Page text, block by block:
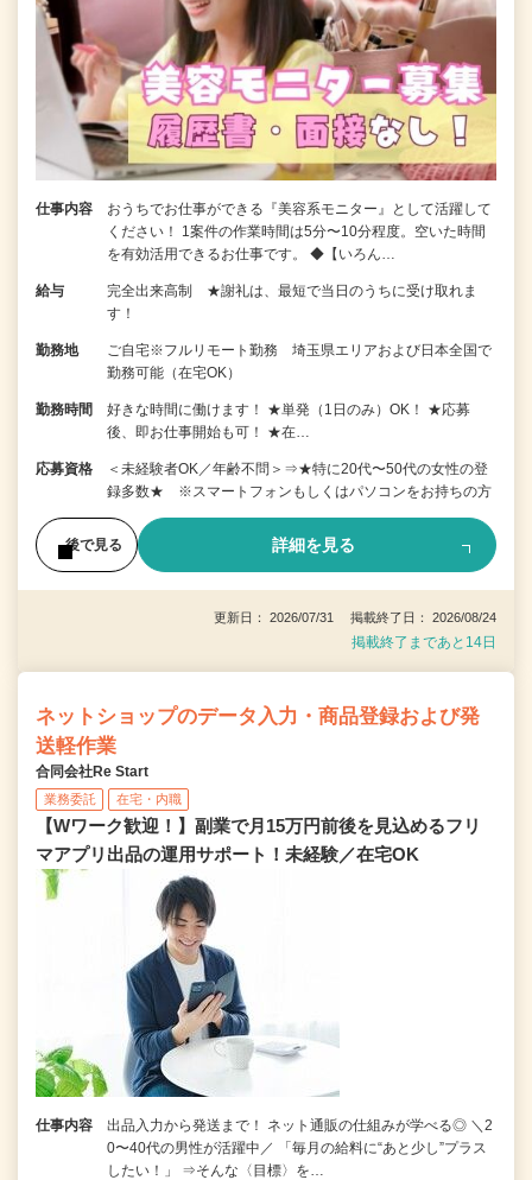
仕事内容
おうちでお仕事ができる『美容系モニター』として活躍して
ください！ 1案件の作業時間は5分〜10分程度。空いた時間
を有効活用できるお仕事です。 ◆【いろん…
給与
完全出来高制 ★謝礼は、最短で当日のうちに受け取れま
す！
勤務地
ご自宅※フルリモート勤務 埼玉県エリアおよび日本全国で
勤務可能（在宅OK）
勤務時間
好きな時間に働けます！ ★単発（1日のみ）OK！ ★応募
後、即お仕事開始も可！ ★在…
応募資格
＜未経験者OK／年齢不問＞⇒★特に20代〜50代の女性の登
録多数★ ※スマートフォンもしくはパソコンをお持ちの方
後で見る 詳細を見る
更新日： 2026/07/31 掲載終了日： 2026/08/24
掲載終了まであと14日
ネットショップのデータ入力・商品登録および発
送軽作業
合同会社Re Start
業務委託 在宅・内職
【Wワーク歓迎！】副業で月15万円前後を見込めるフリ
マアプリ出品の運用サポート！未経験／在宅OK
仕事内容
出品入力から発送まで！ ネット通販の仕組みが学べる◎ ＼2
0〜40代の男性が活躍中／ 「毎月の給料に“あと少し”プラス
したい！」 ⇒そんな〈目標〉を…